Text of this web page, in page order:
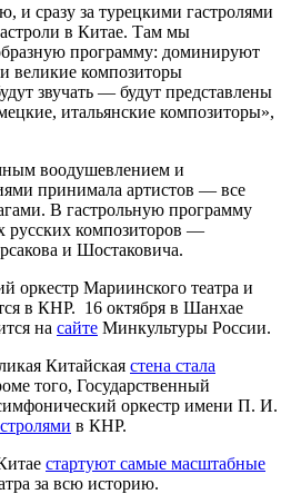
и сразу за турецкими гастролями
в Китае. Там мы
программу: доминируют
великие композиторы
звучать — будут представлены
итальянские композиторы»,
воодушевлением и
принимала артистов — все
В гастрольную программу
русских композиторов —
и Шостаковича.
оркестр Мариинского театра и
в КНР. 16 октября в Шанхае
на сайте Минкультуры России.
Китайская стена стала
того, Государственный
оркестр имени П. И.
в КНР.
стартуют самые масштабные
за всю историю.